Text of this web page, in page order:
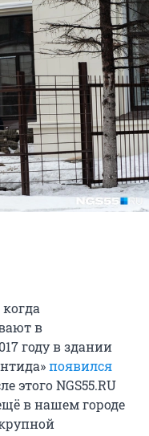
в
году в здании
появился
этого NGS55.RU
в нашем городе